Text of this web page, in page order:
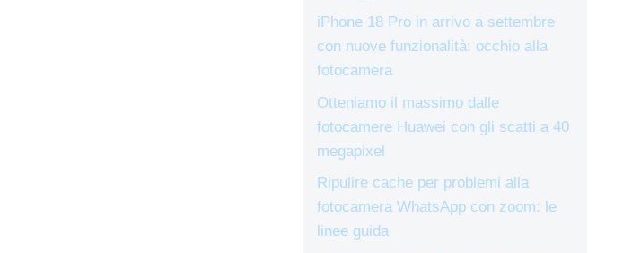
iPhone 18 Pro in arrivo a settembre
con nuove funzionalità: occhio alla
fotocamera
Otteniamo il massimo dalle
fotocamere Huawei con gli scatti a 40
megapixel
Ripulire cache per problemi alla
fotocamera WhatsApp con zoom: le
linee guida